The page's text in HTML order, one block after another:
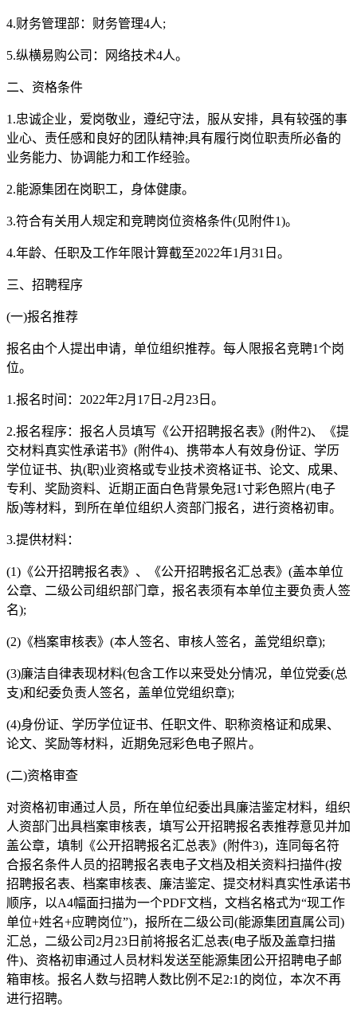
4.财务管理部：财务管理4人;
5.纵横易购公司：网络技术4人。
二、资格条件
1.忠诚企业，爱岗敬业，遵纪守法，服从安排，具有较强的事
业心、责任感和良好的团队精神;具有履行岗位职责所必备的
业务能力、协调能力和工作经验。
2.能源集团在岗职工，身体健康。
3.符合有关用人规定和竞聘岗位资格条件(见附件1)。
4.年龄、任职及工作年限计算截至2022年1月31日。
三、招聘程序
(一)报名推荐
报名由个人提出申请，单位组织推荐。每人限报名竞聘1个岗
位。
1.报名时间：2022年2月17日-2月23日。
2.报名程序：报名人员填写《公开招聘报名表》(附件2)、《提
交材料真实性承诺书》(附件4)、携带本人有效身份证、学历
学位证书、执(职)业资格或专业技术资格证书、论文、成果、
专利、奖励资料、近期正面白色背景免冠1寸彩色照片(电子
版)等材料，到所在单位组织人资部门报名，进行资格初审。
3.提供材料：
(1)《公开招聘报名表》、《公开招聘报名汇总表》(盖本单位
公章、二级公司组织部门章，报名表须有本单位主要负责人签
名);
(2)《档案审核表》(本人签名、审核人签名，盖党组织章);
(3)廉洁自律表现材料(包含工作以来受处分情况，单位党委(总
支)和纪委负责人签名，盖单位党组织章);
(4)身份证、学历学位证书、任职文件、职称资格证和成果、
论文、奖励等材料，近期免冠彩色电子照片。
(二)资格审查
对资格初审通过人员，所在单位纪委出具廉洁鉴定材料，组织
人资部门出具档案审核表，填写公开招聘报名表推荐意见并加
盖公章，填制《公开招聘报名汇总表》(附件3)，连同每名符
合报名条件人员的招聘报名表电子文档及相关资料扫描件(按
招聘报名表、档案审核表、廉洁鉴定、提交材料真实性承诺书
顺序，以A4幅面扫描为一个PDF文档，文档名格式为“现工作
单位+姓名+应聘岗位”)，报所在二级公司(能源集团直属公司)
汇总，二级公司2月23日前将报名汇总表(电子版及盖章扫描
件)、资格初审通过人员材料发送至能源集团公开招聘电子邮
箱审核。报名人数与招聘人数比例不足2:1的岗位，本次不再
进行招聘。